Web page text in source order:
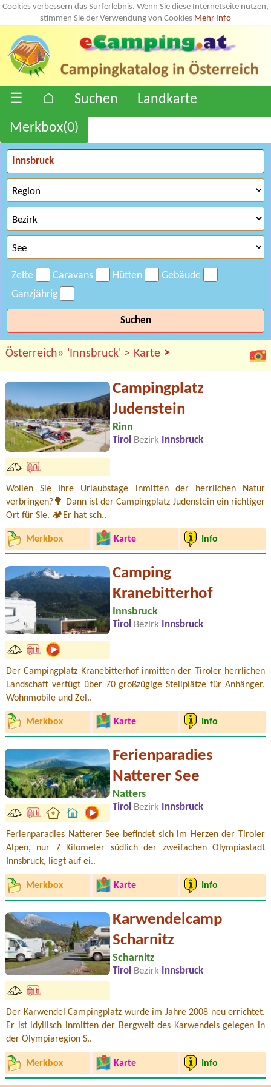
Cookies verbessern das Surferlebnis. Wenn Sie diese Internetseite nutzen,
stimmen Sie der Verwendung von Cookies Mehr Info
☰ ⌂ Suchen
Landkarte
Merkbox(0)
Zelte Caravans Hütten
Gebäude
Ganzjährig
Suchen
Österreich» 'Innsbruck' > Karte >
Campingplatz
Judenstein
Rinn
Tirol Bezirk Innsbruck
Wollen Sie Ihre Urlaubstage inmitten der herrlichen Natur
verbringen?🌳 Dann ist der Campingplatz Judenstein ein richtiger
Ort für Sie. 🏕Er hat sch..
Merkbox Karte Info
Camping
Kranebitterhof
Innsbruck
Tirol Bezirk Innsbruck
Der Campingplatz Kranebitterhof inmitten der Tiroler herrlichen
Landschaft verfügt über 70 großzügige Stellplätze für Anhänger,
Wohnmobile und Zel..
Merkbox Karte Info
Ferienparadies
Natterer See
Natters
Tirol Bezirk Innsbruck
Ferienparadies Natterer See befindet sich im Herzen der Tiroler
Alpen, nur 7 Kilometer südlich der zweifachen Olympiastadt
Innsbruck, liegt auf ei..
Merkbox Karte Info
Karwendelcamp
Scharnitz
Scharnitz
Tirol Bezirk Innsbruck
Der Karwendel Campingplatz wurde im Jahre 2008 neu errichtet.
Er ist idyllisch inmitten der Bergwelt des Karwendels gelegen in
der Olympiaregion S..
Merkbox Karte Info